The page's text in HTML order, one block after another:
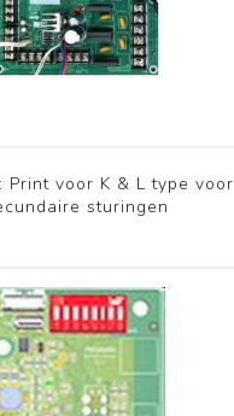
RHP
Bekijk meer
Print voor K & L type voor
sturingen